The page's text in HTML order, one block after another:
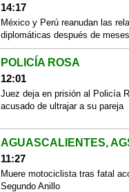
14:17
México y Perú reanudan las
diplomáticas después de
POLICÍA ROSA
12:01
Juez deja en prisión al Policía
acusado de ultrajar a su pareja
AGUASCALIENTES,
11:27
Muere motociclista tras fatal
Segundo Anillo